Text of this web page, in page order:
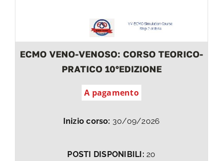
ECMO VENO-VENOSO: CORSO TEORICO-
PRATICO 10°EDIZIONE
A pagamento
Inizio corso: 30/09/2026
POSTI DISPONIBILI:20